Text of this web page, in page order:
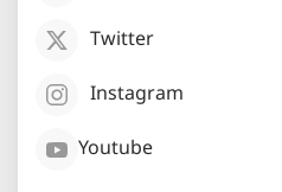
Twitter
Instagram
Youtube